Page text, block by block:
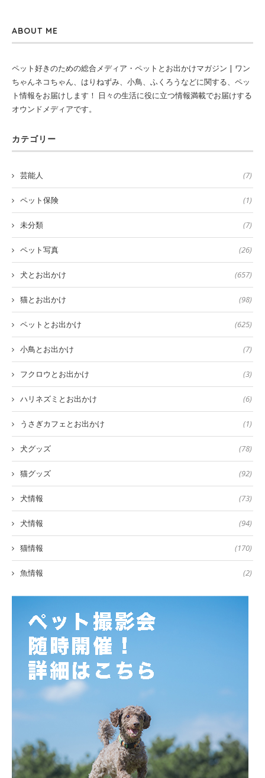
ABOUT ME
ペット好きのための総合メディア・ペットとお出かけマガジン | ワン
ちゃんネコちゃん、はりねずみ、小鳥、ふくろうなどに関する、ペッ
ト情報をお届けします！ 日々の生活に役に立つ情報満載でお届けする
オウンドメディアです。
カテゴリー
芸能人 (7)
ペット保険 (1)
未分類 (7)
ペット写真 (26)
犬とお出かけ (657)
猫とお出かけ (98)
ペットとお出かけ (625)
小鳥とお出かけ (7)
フクロウとお出かけ (3)
ハリネズミとお出かけ (6)
うさぎカフェとお出かけ (1)
犬グッズ (78)
猫グッズ (92)
犬情報 (73)
犬情報 (94)
猫情報 (170)
魚情報 (2)